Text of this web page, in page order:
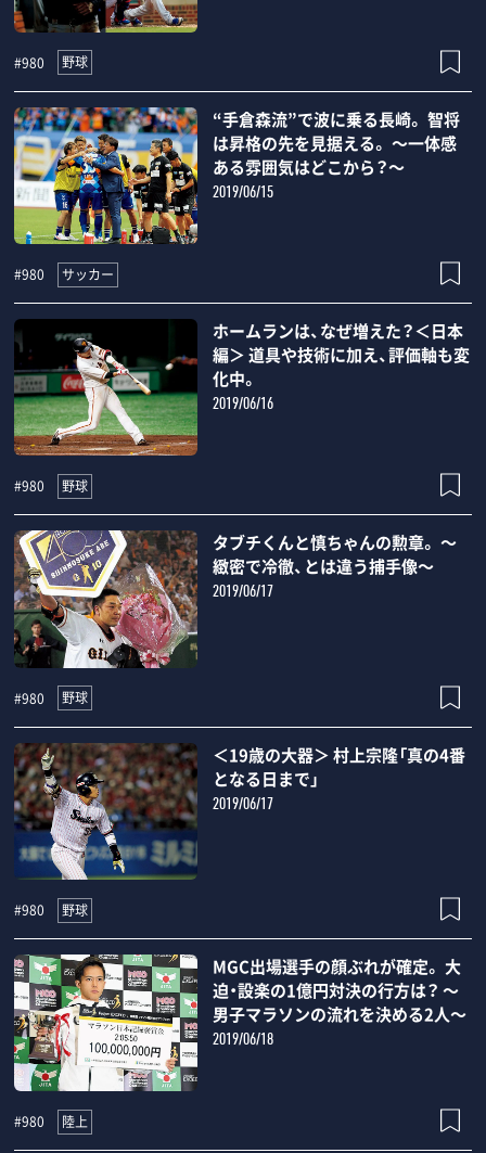
#980 野球
“手倉森流”で波に乗る長崎。 智将
は昇格の先を見据える。 ～一体感
ある雰囲気はどこから？～
2019/06/15
#980 サッカー
ホームランは、なぜ増えた？＜日本
編＞ 道具や技術に加え、評価軸も変
化中。
2019/06/16
#980 野球
タブチくんと慎ちゃんの勲章。 ～
緻密で冷徹、とは違う捕手像～
2019/06/17
#980 野球
＜19歳の大器＞ 村上宗隆「真の4番
となる日まで」
2019/06/17
#980 野球
MGC出場選手の顔ぶれが確定。 大
迫・設楽の1億円対決の行方は？ ～
男子マラソンの流れを決める2人～
2019/06/18
#980 陸上